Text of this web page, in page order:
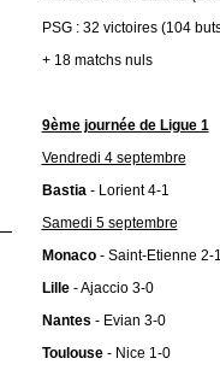
PSG : 32 victoires (104
+ 18 matchs nuls
9ème journée de Ligue 1
Vendredi 4 septembre
Bastia - Lorient 4-1
Samedi 5 septembre
Monaco- Saint-Etienne 2-
Lille- Ajaccio 3-0
Nantes - Evian 3-0
Toulouse- Nice 1-0